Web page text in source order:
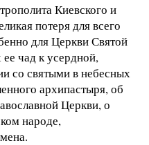
Киевского и
потеря для всего
для Церкви Святой
чад к усердной,
со святыми в небесных
архипастыря, об
Церкви, о
народе,